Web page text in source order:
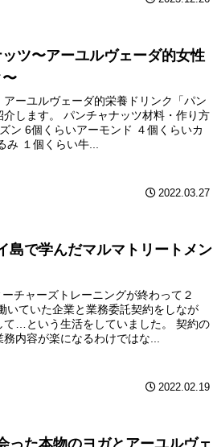
ツ〜アーユルヴェーダ的女性
ーユルヴェーダ的栄養ドリンク「パン
します。 パンチャナッツ材料・作り方
ン 6個くらいアーモンド ４個くらいカ
１個くらい牛...
2022.03.27
島で学んだマルマトリートメン
チャーズトレーニングが終わって２
いていた企業と業務委託契約をしなが
て…という生活をしていました。 契約の
内容が楽になるわけではな...
2022.02.19
った本物のヨガとアーユルヴェ